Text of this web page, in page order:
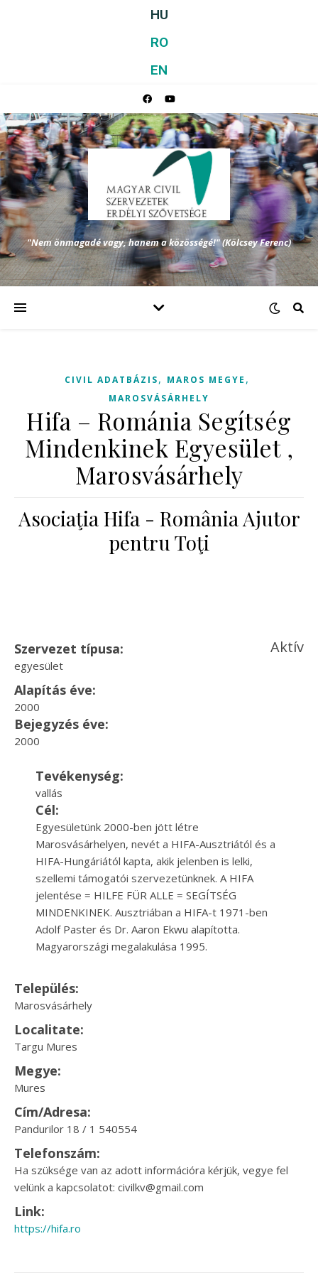
HU
RO
EN
"Nem önmagadé vagy, hanem a közösségé!" (Kölcsey Ferenc)
CIVIL ADATBÁZIS, MAROS MEGYE ,
MAROSVÁSÁRHELY
Hifa – Románia Segítség
Mindenkinek Egyesület ,
Marosvásárhely
Asociaţia Hifa - România Ajutor
pentru Toţi
Szervezet típusa:
egyesület
Aktív
Alapítás éve:
2000
Bejegyzés éve:
2000
Tevékenység:
vallás
Cél:
Egyesületünk 2000-ben jött létre
Marosvásárhelyen, nevét a HIFA-Ausztriától és a
HIFA-Hungáriától kapta, akik jelenben is lelki,
szellemi támogatói szervezetünknek. A HIFA
jelentése = HILFE FÜR ALLE = SEGÍTSÉG
MINDENKINEK. Ausztriában a HIFA-t 1971-ben
Adolf Paster és Dr. Aaron Ekwu alapította.
Magyarországi megalakulása 1995.
Település:
Marosvásárhely
Localitate:
Targu Mures
Megye:
Mures
Cím/Adresa:
Pandurilor 18 / 1 540554
Telefonszám:
Ha szüksége van az adott információra kérjük, vegye fel
velünk a kapcsolatot: civilkv@gmail.com
Link:
https://hifa.ro